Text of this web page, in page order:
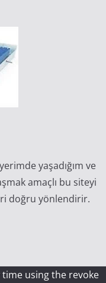
yaşadığım ve
amaçlı bu siteyi
doğru yönlendirir.
using the revoke